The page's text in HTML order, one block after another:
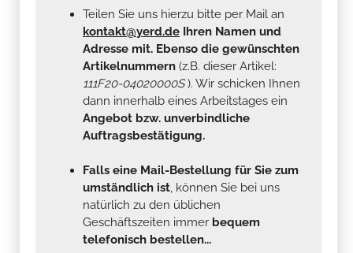
Teilen Sie uns hierzu bitte per Mail an
kontakt@yerd.de Ihren Namen und
Adresse mit. Ebenso die gewünschten
Artikelnummern (z.B. dieser Artikel:
111F20-04020000S). Wir schicken Ihnen
dann innerhalb eines Arbeitstages ein
Angebot bzw. unverbindliche
Auftragsbestätigung.
Falls eine Mail-Bestellung für Sie zum
umständlich ist, können Sie bei uns
natürlich zu den üblichen
Geschäftszeiten immer bequem
telefonisch bestellen...